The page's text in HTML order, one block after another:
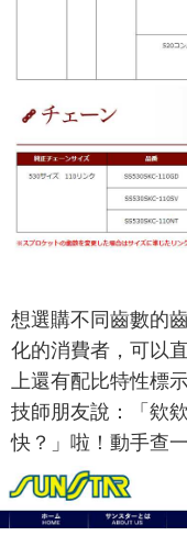
想選購不同齒數的
化的消費者，可以
上還有配比特性標
技師朋友說：「欸
快？」啦！動手查